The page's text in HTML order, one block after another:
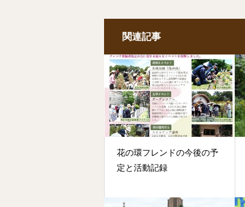
関連記事
花の環フレンドの今後の予
定と活動記録